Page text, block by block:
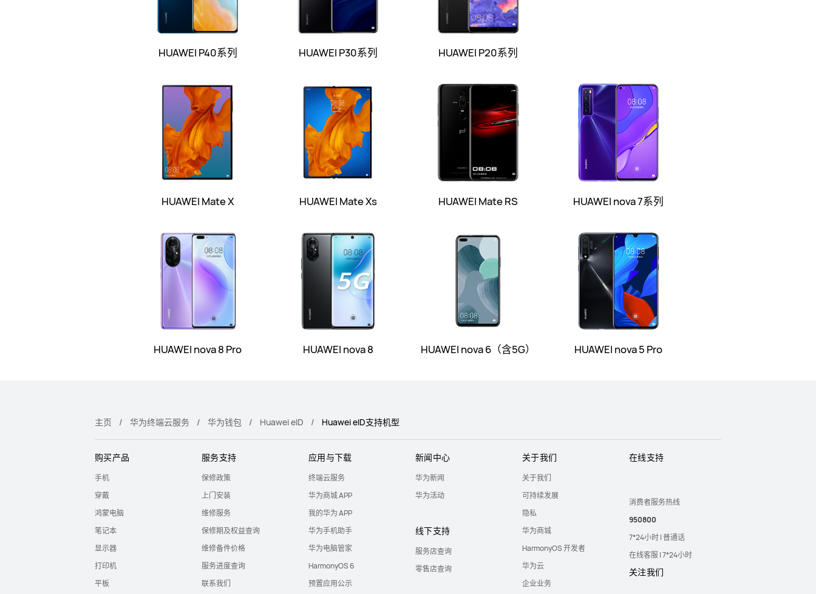
HUAWEI P40系列 HUAWEI P30系列 HUAWEI P20系列
HUAWEI Mate X HUAWEI Mate Xs HUAWEI Mate RS HUAWEI nova 7系列
HUAWEI nova 8 Pro HUAWEI nova 8 HUAWEI nova 6（含5G） HUAWEI nova 5 Pro
主页 华为终端云服务 华为钱包 Huawei eID Huawei eID支持机型
购买产品
手机
穿戴
鸿蒙电脑
笔记本
显示器
打印机
平板
服务支持
保修政策
上门安装
维修服务
保修期及权益查询
维修备件价格
服务进度查询
联系我们
应用与下载
终端云服务
华为商城 APP
我的华为 APP
华为手机助手
华为电脑管家
HarmonyOS 6
预置应用公示
新闻中心
华为新闻
华为活动
线下支持
服务店查询
零售店查询
关于我们
关于我们
可持续发展
隐私
华为商城
HarmonyOS 开发者
华为云
企业业务
在线支持
消费者服务热线
950800
7*24小时 | 普通话
在线客服 | 7*24小时
关注我们